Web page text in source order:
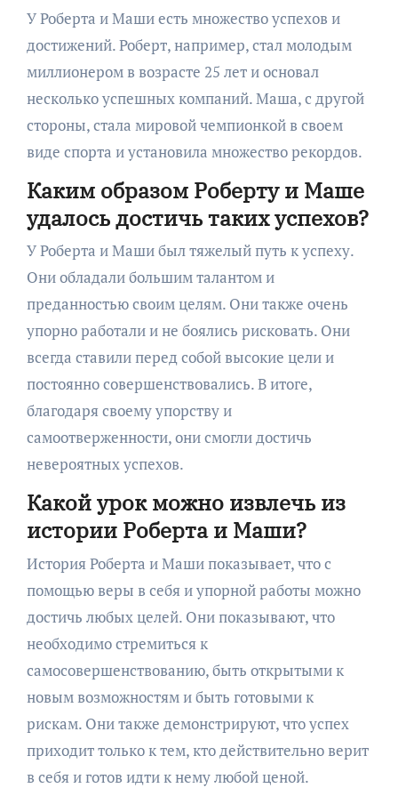
У Роберта и Маши есть множество успехов и
достижений. Роберт, например, стал молодым
миллионером в возрасте 25 лет и основал
несколько успешных компаний. Маша, с другой
стороны, стала мировой чемпионкой в своем
виде спорта и установила множество рекордов.
Каким образом Роберту и Маше
удалось достичь таких успехов?
У Роберта и Маши был тяжелый путь к успеху.
Они обладали большим талантом и
преданностью своим целям. Они также очень
упорно работали и не боялись рисковать. Они
всегда ставили перед собой высокие цели и
постоянно совершенствовались. В итоге,
благодаря своему упорству и
самоотверженности, они смогли достичь
невероятных успехов.
Какой урок можно извлечь из
истории Роберта и Маши?
История Роберта и Маши показывает, что с
помощью веры в себя и упорной работы можно
достичь любых целей. Они показывают, что
необходимо стремиться к
самосовершенствованию, быть открытыми к
новым возможностям и быть готовыми к
рискам. Они также демонстрируют, что успех
приходит только к тем, кто действительно верит
в себя и готов идти к нему любой ценой.